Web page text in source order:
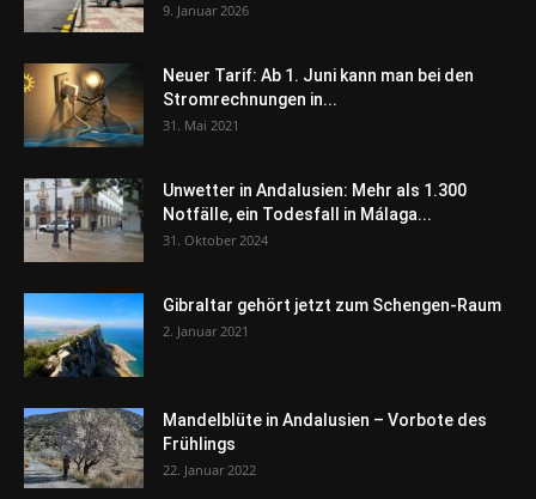
9. Januar 2026
Neuer Tarif: Ab 1. Juni kann man bei den
Stromrechnungen in...
31. Mai 2021
Unwetter in Andalusien: Mehr als 1.300
Notfälle, ein Todesfall in Málaga...
31. Oktober 2024
Gibraltar gehört jetzt zum Schengen-Raum
2. Januar 2021
Mandelblüte in Andalusien – Vorbote des
Frühlings
22. Januar 2022